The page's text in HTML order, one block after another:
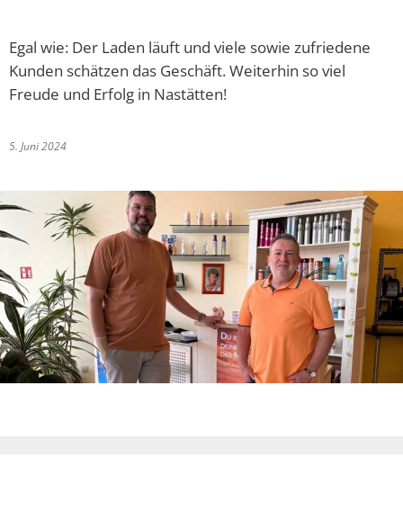
Egal wie: Der Laden läuft und viele sowie zufriedene
Kunden schätzen das Geschäft. Weiterhin so viel
Freude und Erfolg in Nastätten!
5. Juni 2024